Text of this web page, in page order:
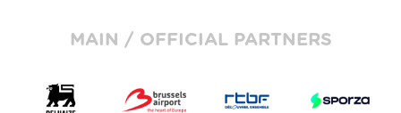
MAIN / OFFICIAL PARTNERS